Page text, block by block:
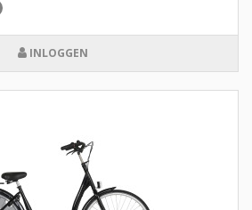
INLOGGEN